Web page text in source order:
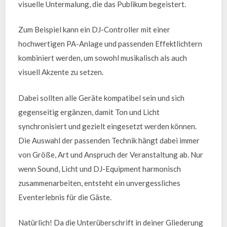
visuelle Untermalung, die das Publikum begeistert.
Zum Beispiel kann ein DJ-Controller mit einer
hochwertigen PA-Anlage und passenden Effektlichtern
kombiniert werden, um sowohl musikalisch als auch
visuell Akzente zu setzen.
Dabei sollten alle Geräte kompatibel sein und sich
gegenseitig ergänzen, damit Ton und Licht
synchronisiert und gezielt eingesetzt werden können.
Die Auswahl der passenden Technik hängt dabei immer
von Größe, Art und Anspruch der Veranstaltung ab. Nur
wenn Sound, Licht und DJ-Equipment harmonisch
zusammenarbeiten, entsteht ein unvergessliches
Eventerlebnis für die Gäste.
Natürlich! Da die Unterüberschrift in deiner Gliederung